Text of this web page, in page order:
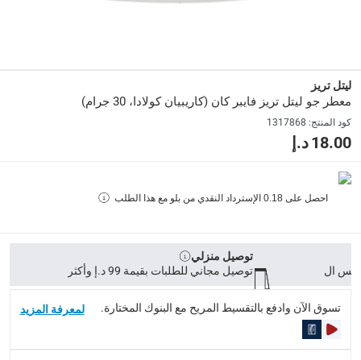
Delivery & Returns
delivery method
طلبات الطرود: توصيل خلال 1 إلى 3 أيام عمل
توصيل المنتجات مباشرة من المورّد: خلال 2 إلى 4 أيام عمل
collection
الاستلام من المتجر عبر خدمة “انقر واستلم” لمنتجات
returns
إمكانية إرجاع المنتجات المؤهلة مجاناً خلال 30 يوماً. -
ليتل تريز
معطر جو ليتل تريز فايبر كان (كاريبيان كولادا، 30 جرام)
كود المنتج:
1317868
18.00 د.إ
احصل على 0.18 الإسترداد النقدي من بلو مع هذا الطلب
توصيل منزلي
توصيل مجاني للطلبات بقيمة 99 د.إ وأكثر
تسوق الآن وادفع بالتقسيط المريح مع البنوك المختارة. لمعرفة المزيد